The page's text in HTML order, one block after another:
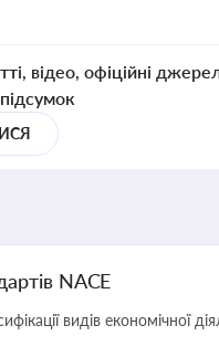
відео, офіційні
NACE
видів економічної